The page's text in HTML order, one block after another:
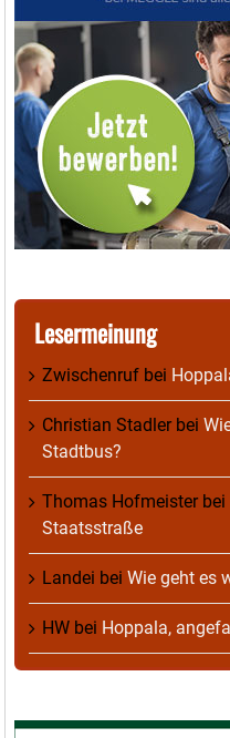
Lesermeinung
Zwischenruf bei
Christian Stadlerbei
Stadtbus?
Thomas Hofmeisterbei
Staatsstraße
Landei bei Wie geht es
HW bei Hoppala,